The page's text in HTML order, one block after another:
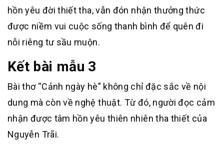
hồn yêu đời thiết tha, vẫn đón nhận thưởng thức
được niềm vui cuộc sống thanh bình để quên đi
nỗi riêng tư sầu muộn.
Kết bài mẫu 3
Bài thơ “Cảnh ngày hè” không chỉ đặc sắc về nội
dung mà còn về nghệ thuật. Từ đó, người đọc cảm
nhận được tâm hồn yêu thiên nhiên tha thiết của
Nguyễn Trãi.